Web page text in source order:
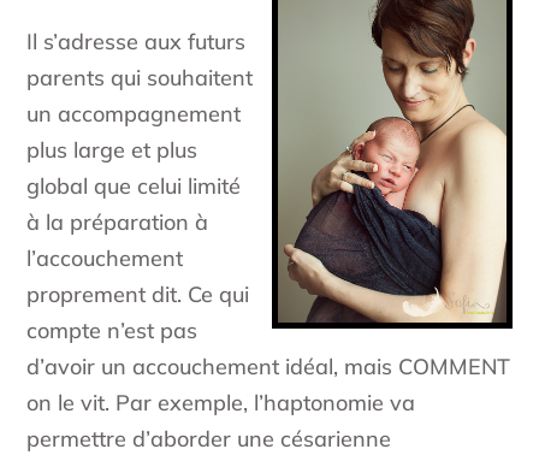
Il s’adresse aux futurs
parents qui souhaitent
un accompagnement
plus large et plus
global que celui limité
à la préparation à
l’accouchement
proprement dit. Ce qui
compte n’est pas
d’avoir un accouchement idéal, mais COMMENT
on le vit. Par exemple, l’haptonomie va
permettre d’aborder une césarienne